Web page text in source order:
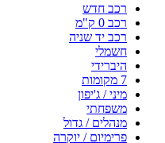
רכב חדש
רכב 0 ק"מ
רכב יד שניה
חשמלי
היברידי
7 מקומות
מיני / ג'יפון
משפחתי
מנהלים / גדול
פרימיום / יוקרה